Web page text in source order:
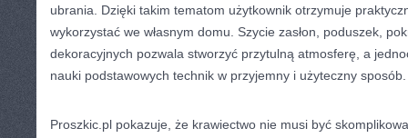
ubrania. Dzięki takim tematom użytkownik otrzymuje
wykorzystać we własnym domu. Szycie zasłon, poduszek,
dekoracyjnych pozwala stworzyć przytulną atmosferę, a
nauki podstawowych technik w przyjemny i użyteczny sposób.
Proszkic.pl pokazuje, że krawiectwo nie musi być